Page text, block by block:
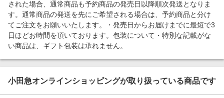
された場合、通常商品も予約商品の発売日以降順次発送となりま
す。通常商品の発送を先にご希望される場合は、予約商品と分け
てご注文をお願いいたします。・発売日からお届けまでに最短で3
日ほどお時間を頂いております。包装について・特別な記載がな
い商品は、ギフト包装は承れません。
小田急オンラインショッピングが取り扱っている商品です